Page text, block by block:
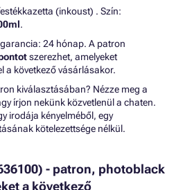
(inkoust) . Szín:
.
24 hónap. A patron
szerezhet, amelyeket
a következő vásárlásakor.
kiválasztásában? Nézze meg a
írjon nekünk közvetlenül a chaten.
irodája kényelméből, egy
kötelezettsége nélkül.
- patron, photoblack
a következő